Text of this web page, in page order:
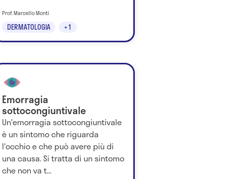
DERMATOLOGIA +1
Prof. Marcello Monti
Emorragia
sottocongiuntivale
Un'emorragia sottocongiuntivale
è un sintomo che riguarda
l'occhio e che può avere più di
una causa. Si tratta di un sintomo
che non va t...